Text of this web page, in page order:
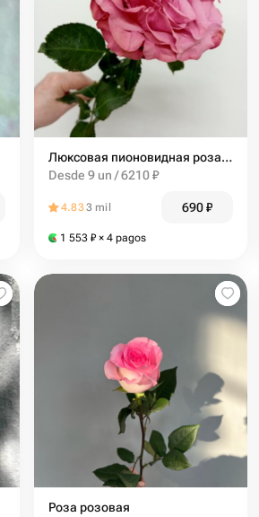
Люксовая пионовидная роза Кантри блюз
Desde 9 un / 6210 ₽
4.833 mil 690₽
1 553 ₽ × 4 pagos
Роза розовая